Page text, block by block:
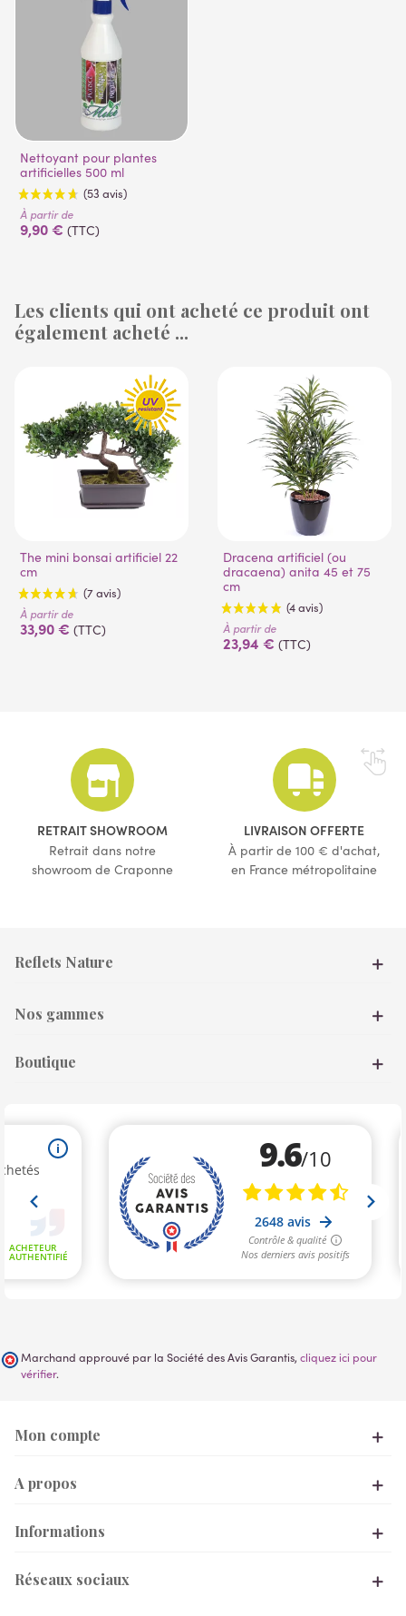
Nettoyant pour plantes
artificielles 500 ml
À partir de
9,90 € (TTC)
Les clients qui ont acheté ce produit ont
également acheté ...
The mini bonsai artificiel 22
cm
(7 avis)
À partir de
33,90 € (TTC)
Dracena artificiel (ou
dracaena) anita 45 et 75
cm
(4 avis)
À partir de
23,94 € (TTC)
RETRAIT SHOWROOM
Retrait dans notre
showroom de Craponne
LIVRAISON OFFERTE
À partir de 100 € d'achat,
en France métropolitaine
Reflets Nature
Nos gammes
Boutique
Marchand approuvé par la Société des Avis Garantis, cliquez ici pour
vérifier.
Mon compte
A propos
Informations
Réseaux sociaux